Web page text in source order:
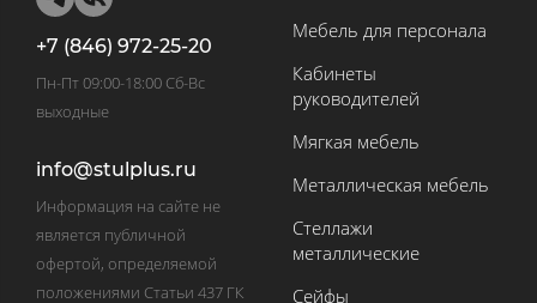
+7 (846) 972-25-20
Пн-Пт 09:00-18:00 Сб-Вс
выходные
info@stulplus.ru
Информация на сайте не
является публичной
офертой, определяемой
положениями Статьи 437 ГК
Мебель для персонала
Кабинеты
руководителей
Мягкая мебель
Металлическая мебель
Стеллажи
металлические
Сейфы